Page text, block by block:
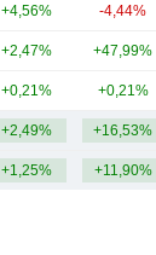
+4,56% -4,44%
+2,47% +47,99%
+0,21% +0,21%
+2,49% +16,53%
+1,25% +11,90%